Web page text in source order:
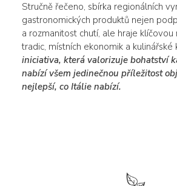
Stručně řečeno, sbírka regionálních
gastronomických produktů nejen
a rozmanitost chutí, ale hraje
tradic, místních ekonomik a kulinářské
iniciativa, která valorizuje bohatství
nabízí všem jedinečnou příležitost
nejlepší, co Itálie nabízí.